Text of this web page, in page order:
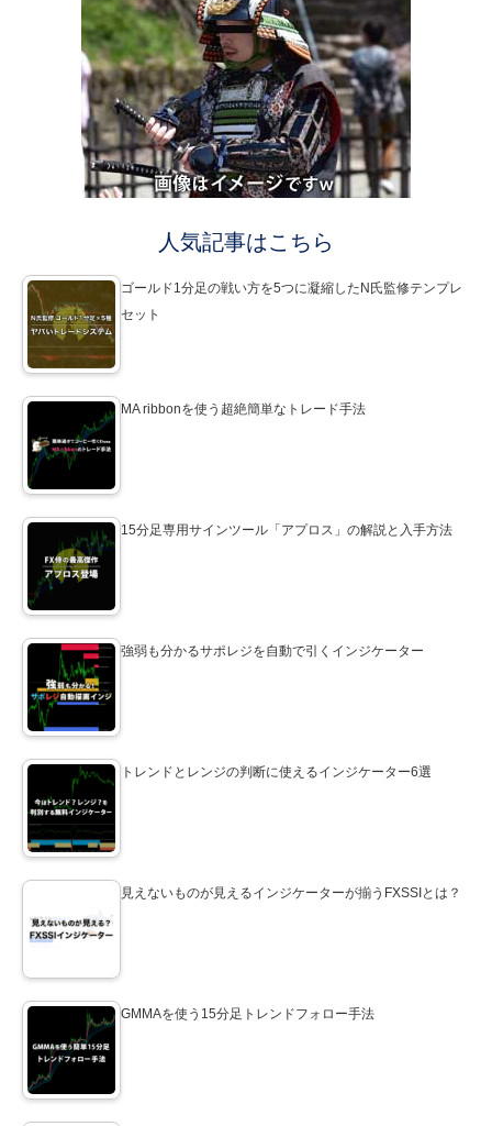
人気記事はこちら
ゴールド1分足の戦い方を5つに凝縮したN氏監修テンプレ
セット
MA ribbonを使う超絶簡単なトレード手法
15分足専用サインツール「アプロス」の解説と入手方法
強弱も分かるサポレジを自動で引くインジケーター
トレンドとレンジの判断に使えるインジケーター6選
見えないものが見えるインジケーターが揃うFXSSIとは？
GMMAを使う15分足トレンドフォロー手法